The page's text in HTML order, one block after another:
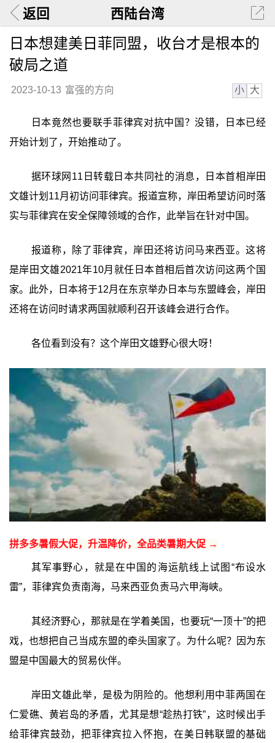
返回 西陆台湾
日本想建美日菲同盟，收台才是根本的
破局之道
2023-10-13 富强的方向 小 大
日本竟然也要联手菲律宾对抗中国？没错，日本已经
开始计划了，开始推动了。
据环球网11日转载日本共同社的消息，日本首相岸田
文雄计划11月初访问菲律宾。报道宣称，岸田希望访问时落
实与菲律宾在安全保障领域的合作，此举旨在针对中国。
报道称，除了菲律宾，岸田还将访问马来西亚。这将
是岸田文雄2021年10月就任日本首相后首次访问这两个国
家。此外，日本将于12月在东京举办日本与东盟峰会，岸田
还将在访问时请求两国就顺利召开该峰会进行合作。
各位看到没有？这个岸田文雄野心很大呀！
拼多多暑假大促，升温降价，全品类暑期大促 →
其军事野心，就是在中国的海运航线上试图“布设水
雷”，菲律宾负责南海，马来西亚负责马六甲海峡。
其经济野心，那就是在学着美国，也要玩“一顶十”的把
戏，也想把自己当成东盟的牵头国家了。为什么呢？因为东
盟是中国最大的贸易伙伴。
岸田文雄此举，是极为阴险的。他想利用中菲两国在
仁爱礁、黄岩岛的矛盾，尤其是想“趁热打铁”，这时候出手
给菲律宾鼓劲，把菲律宾拉入怀抱，在美日韩联盟的基础